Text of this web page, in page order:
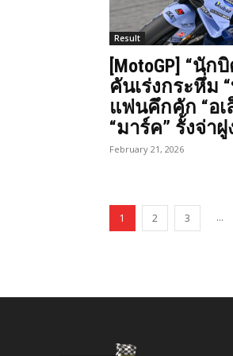
Result
[MotoGP] “นั
คันเร่งกระหึ่ม
แฟนคึกคัก “อเ
“มาร์ค” รั้งจ่า
February 21, 2026
1 2 3 ...